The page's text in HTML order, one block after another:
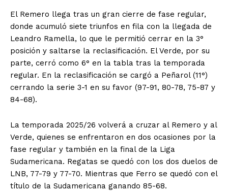
El Remero llega tras un gran cierre de fase regular,
donde acumuló siete triunfos en fila con la llegada de
Leandro Ramella, lo que le permitió cerrar en la 3°
posición y saltarse la reclasificación. El Verde, por su
parte, cerró como 6° en la tabla tras la temporada
regular. En la reclasificación se cargó a Peñarol (11°)
cerrando la serie 3-1 en su favor (97-91, 80-78, 75-87 y
84-68).
La temporada 2025/26 volverá a cruzar al Remero y al
Verde, quienes se enfrentaron en dos ocasiones por la
fase regular y también en la final de la Liga
Sudamericana. Regatas se quedó con los dos duelos de
LNB, 77-79 y 77-70. Mientras que Ferro se quedó con el
título de la Sudamericana ganando 85-68.